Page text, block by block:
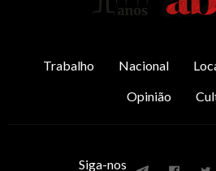
Trabalho Nacional
Opinião
Siga-nos